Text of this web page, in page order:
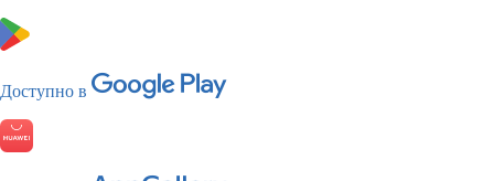
Доступно в